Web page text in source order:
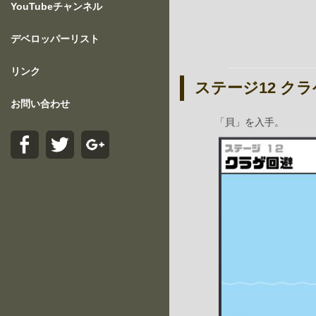
YouTubeチャンネル
デベロッパーリスト
リンク
お問い合わせ
ステージ12 ク
「貝」を入手。